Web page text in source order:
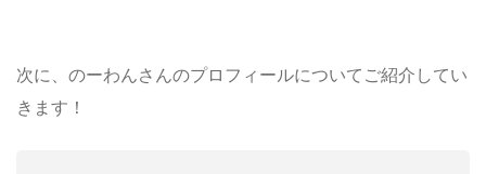
次に、のーわんさんのプロフィールについてご紹介してい
きます！